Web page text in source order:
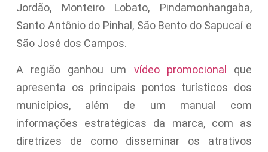
Jordão, Monteiro Lobato, Pindamonhangaba,
Santo Antônio do Pinhal, São Bento do Sapucaí e
São José dos Campos.
A região ganhou um vídeo promocional
que
apresenta os principais pontos turísticos dos
municípios, além de um manual com
informações estratégicas da marca, com as
diretrizes de como disseminar os atrativos